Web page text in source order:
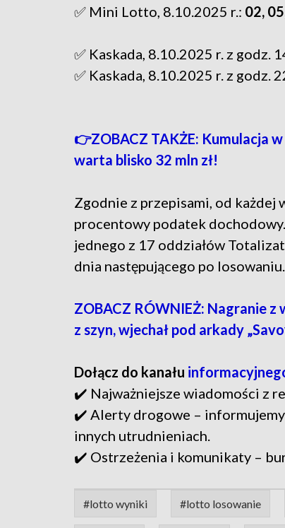
✅ Mini Lotto, 8.10.2025 r.: 02,
✅ Kaskada, 8.10.2025 r. z godz.
✅ Kaskada, 8.10.2025 r. z godz.
👉ZOBACZ TAKŻE: Kumulacja
warta blisko 32 mln zł!
Zgodnie z przepisami, od każdej
procentowy podatek
jednego z 17 oddziałów
dnia następującego po losowaniu.
ZOBACZ RÓWNIEŻ: Nagranie
z szyn, wjechał pod arkady
Dołącz do kanału
✔️ Najważniejsze wiadomości z
✔️ Alerty drogowe – informujemy
innych utrudnieniach.
✔️ Ostrzeżenia i komunikaty –
#lotto wyniki #lotto losowanie